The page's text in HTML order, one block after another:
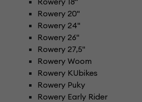
Rowery Cargo / transportowe
Kasety i wolnobiegi
Kaski rowerowe
Rowery 20''
Rowery 24''
Rowery 26"
Rowery 27,5"
Rowery Woom
Rowery KUbikes
Rowery Puky
Rowery Early Rider